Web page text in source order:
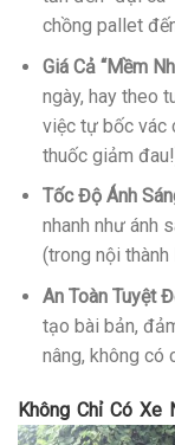
chồng pallet
Giá Cả “Mềm
ngày, hay theo
việc tự bốc vác
thuốc giảm
Tốc Độ Ánh
nhanh như ánh
(trong nội
An Toàn Tuyệt
tạo bài bản,
nâng, không có
Không Chỉ Có Xe